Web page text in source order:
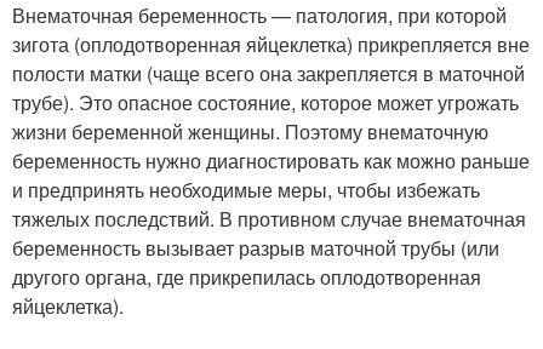
Внематочная беременность — патология, при которой
зигота (оплодотворенная яйцеклетка) прикрепляется вне
полости матки (чаще всего она закрепляется в маточной
трубе). Это опасное состояние, которое может угрожать
жизни беременной женщины. Поэтому внематочную
беременность нужно диагностировать как можно раньше
и предпринять необходимые меры, чтобы избежать
тяжелых последствий. В противном случае внематочная
беременность вызывает разрыв маточной трубы (или
другого органа, где прикрепилась оплодотворенная
яйцеклетка).